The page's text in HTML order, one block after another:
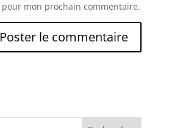
mon prochain commentaire.